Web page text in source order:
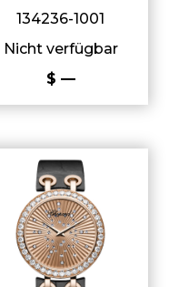
134236-1001
Nicht verfügbar
$ —